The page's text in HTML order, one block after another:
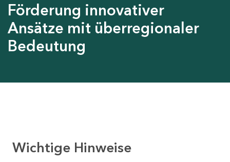
Förderung innovativer
Ansätze mit überregionaler
Bedeutung
Wichtige Hinweise